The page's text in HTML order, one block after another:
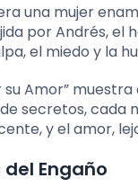
una mujer
por Andrés, el
el miedo y la
su Amor”
secretos, cada
y el amor,
Engaño